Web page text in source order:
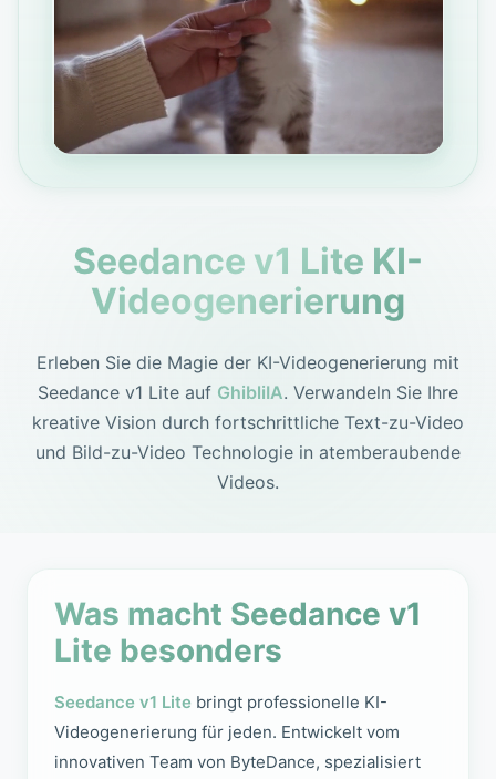
Seedance v1 Lite KI-
Videogenerierung
Erleben Sie die Magie der KI-Videogenerierung mit
Seedance v1 Lite auf GhibliIA. Verwandeln Sie Ihre
kreative Vision durch fortschrittliche Text-zu-Video
und Bild-zu-Video Technologie in atemberaubende
Videos.
Was macht Seedance v1
Lite besonders
Seedance v1 Lite bringt professionelle KI-
Videogenerierung für jeden. Entwickelt vom
innovativen Team von ByteDance, spezialisiert